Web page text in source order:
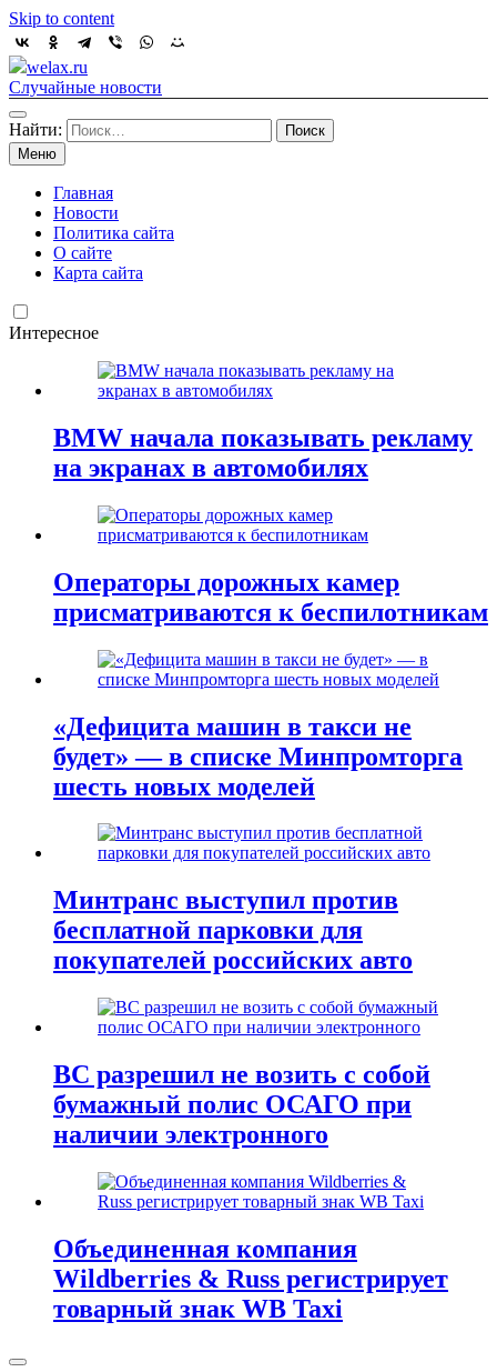
Skip to content
welax.ru
Случайные новости
Найти:
Меню
Главная
Новости
Политика сайта
О сайте
Карта сайта
Интересное
BMW начала показывать рекламу
на экранах в автомобилях
Операторы дорожных камер
присматриваются к беспилотникам
«Дефицита машин в такси не
будет» — в списке Минпромторга
шесть новых моделей
Минтранс выступил против
бесплатной парковки для
покупателей российских авто
ВС разрешил не возить с собой
бумажный полис ОСАГО при
наличии электронного
Объединенная компания
Wildberries & Russ регистрирует
товарный знак WB Taxi